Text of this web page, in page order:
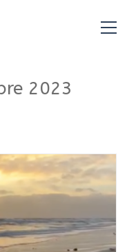
2023